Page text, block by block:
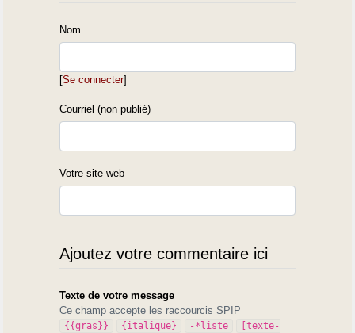
Nom
[Se connecter]
Courriel (non publié)
Votre site web
Ajoutez votre commentaire ici
Texte de votre message
Ce champ accepte les raccourcis SPIP
{{gras}} {italique} -*liste
[texte-